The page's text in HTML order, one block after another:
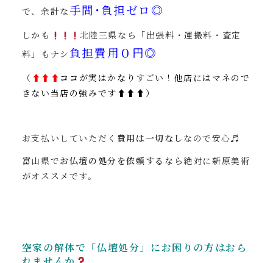
で、余計な手間･負担ゼロ◎
しかも
北陸三県なら「出張料・運搬料・査定
料」もナシ 負担費用０円◎
（ ⬆︎ ⬆︎⬆︎ ココ が実はかなりすごい！他店にはマネので
きない当店の強みです⬆︎⬆︎⬆︎）
お支払いしていただく 費用は一切なし なので安心♬
富山県でお仏壇の処分を依頼する なら絶対に新原美術
がオススメです。
空家の解体で「仏壇処分」にお困りの方はおら